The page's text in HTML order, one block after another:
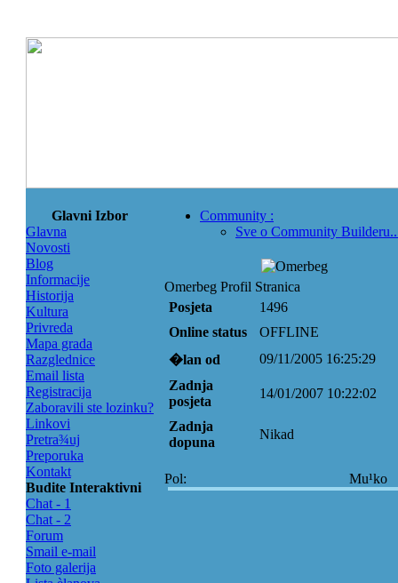
Glavni Izbor
Glavna
Novosti
Blog
Informacije
Historija
Kultura
Privreda
Mapa grada
Razglednice
Email lista
Registracija
Zaboravili ste lozinku?
Linkovi
Pretra¾uj
Preporuka
Kontakt
Budite Interaktivni
Chat - 1
Chat - 2
Forum
Smail e-mail
Foto galerija
Community :
Sve o Community
Omerbeg Profil Stranica
Posjeta
1496
Online status
OFFLINE
�lan od
09/11/2005 16:25:29
Zadnja
posjeta
14/01/2007 10:22:02
Zadnja
dopuna
Nikad
Pol: Mu¹ko